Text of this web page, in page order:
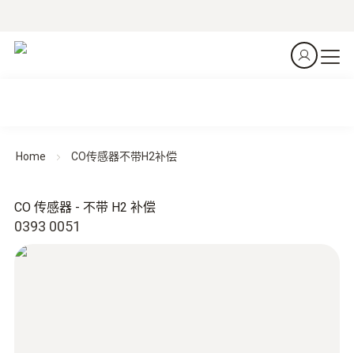
Home CO传感器不带H2补偿
0393 0051
CO 传感器 - 不带 H2 补偿